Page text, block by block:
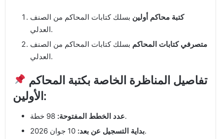
كتبة محاكم أولين بسلك كتابات المحاكم من الصنف
العدلي.
متصرفي كتابات المحاكم بسلك كتابات المحاكم من الصنف
العدلي.
الأولين:
عدد الخطط المفتوحة:98 خطة.
بداية التسجيل عن بعد:10 جوان 2026.